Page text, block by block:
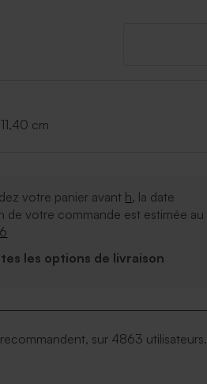
cm
votre panier avant h, la date
de votre commande est estimée au
les options de livraison
sur 4863 utilisateurs.